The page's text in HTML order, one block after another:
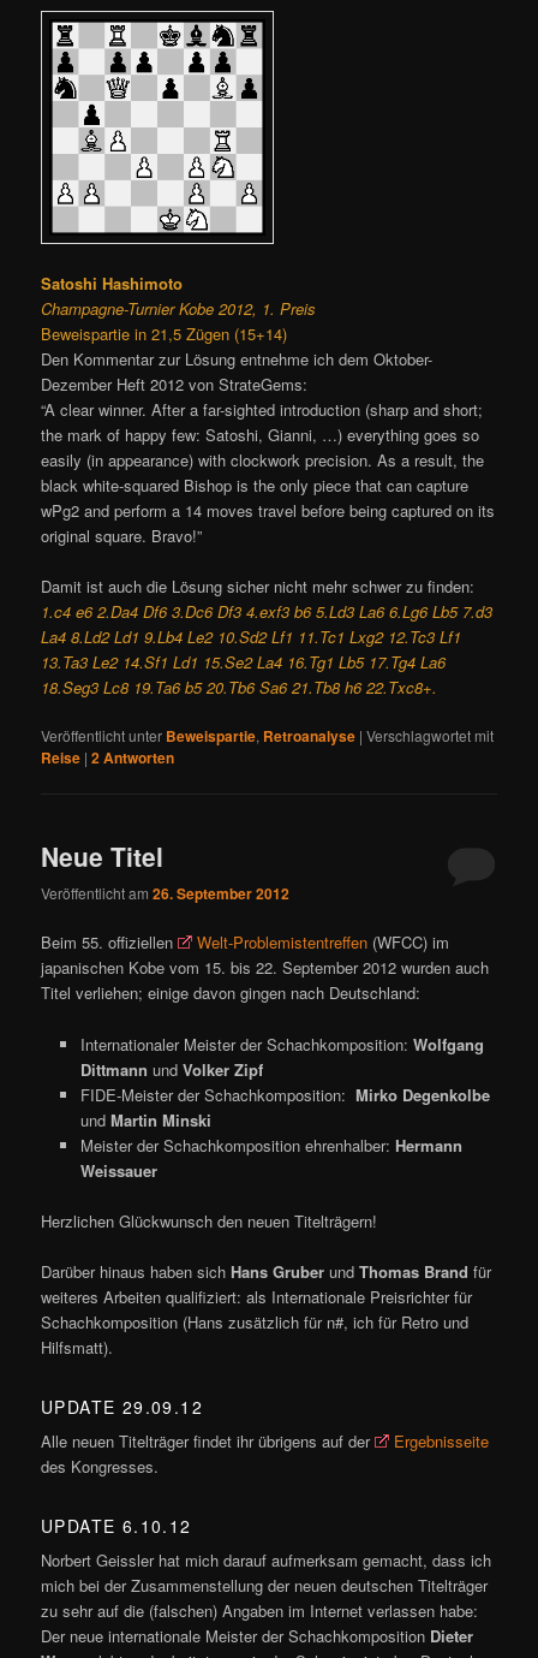
Satoshi Hashimoto
Champagne-Turnier Kobe 2012, 1. Preis
Beweispartie in 21,5 Zügen (15+14)
Den Kommentar zur Lösung entnehme ich dem Oktober-
Dezember Heft 2012 von StrateGems:
“A clear winner. After a far-sighted introduction (sharp and short;
the mark of happy few: Satoshi, Gianni, …) everything goes so
easily (in appearance) with clockwork precision. As a result, the
black white-squared Bishop is the only piece that can capture
wPg2 and perform a 14 moves travel before being captured on its
original square. Bravo!”
Damit ist auch die Lösung sicher nicht mehr schwer zu finden:
1.c4 e6 2.Da4 Df6 3.Dc6 Df3 4.exf3 b6 5.Ld3 La6 6.Lg6 Lb5 7.d3
La4 8.Ld2 Ld1 9.Lb4 Le2 10.Sd2 Lf1 11.Tc1 Lxg2 12.Tc3 Lf1
13.Ta3 Le2 14.Sf1 Ld1 15.Se2 La4 16.Tg1 Lb5 17.Tg4 La6
18.Seg3 Lc8 19.Ta6 b5 20.Tb6 Sa6 21.Tb8 h6 22.Txc8+.
Veröffentlicht unter Beweispartie, Retroanalyse |Verschlagwortet mit
Reise |2Antworten
Neue Titel
Veröffentlicht am26. September 2012
Beim 55. offiziellen Welt-Problemistentreffen (WFCC) im
japanischen Kobe vom 15. bis 22. September 2012 wurden auch
Titel verliehen; einige davon gingen nach Deutschland:
Internationaler Meister der Schachkomposition: Wolfgang
Dittmann und Volker Zipf
FIDE-Meister der Schachkomposition: Mirko Degenkolbe
und Martin Minski
Meister der Schachkomposition ehrenhalber: Hermann
Weissauer
Herzlichen Glückwunsch den neuen Titelträgern!
Darüber hinaus haben sich Hans Gruber undThomas Brand für
weiteres Arbeiten qualifiziert: als Internationale Preisrichter für
Schachkomposition (Hans zusätzlich für n#, ich für Retro und
Hilfsmatt).
UPDATE 29.09.12
Alle neuen Titelträger findet ihr übrigens auf der
Ergebnisseite
des Kongresses.
UPDATE 6.10.12
Norbert Geissler hat mich darauf aufmerksam gemacht, dass ich
mich bei der Zusammenstellung der neuen deutschen Titelträger
zu sehr auf die (falschen) Angaben im Internet verlassen habe:
Der neue internationale Meister der Schachkomposition Dieter